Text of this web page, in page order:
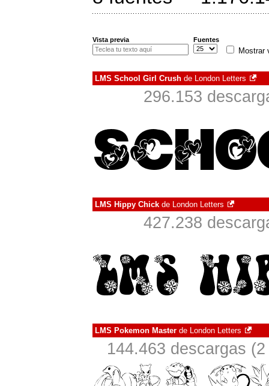
Vista previa Fuentes
Mostrar
LMS School Girl Crush de London Letters
296.153
LMS Hippy Chick de London Letters
427.238
LMS Pokemon Master de London Letters
144.463 descargas